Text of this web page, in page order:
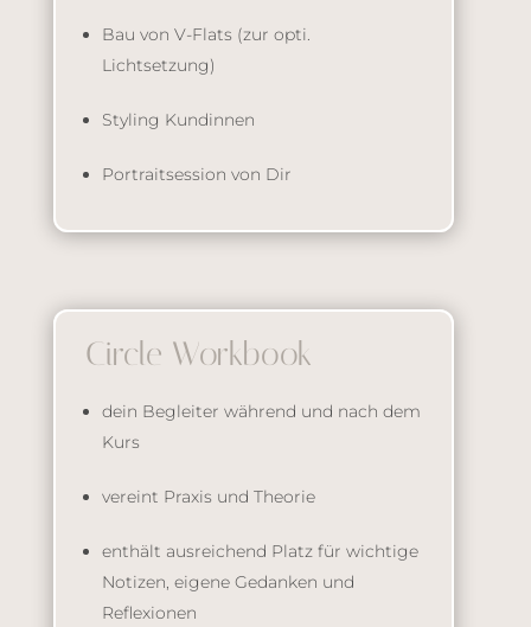
Bau von V-Flats (zur opti.
Lichtsetzung)
Styling Kundinnen
Portraitsession von Dir
Circle Workbook
dein Begleiter während und nach dem
Kurs
vereint Praxis und Theorie
enthält ausreichend Platz für wichtige
Notizen, eigene Gedanken und
Reflexionen